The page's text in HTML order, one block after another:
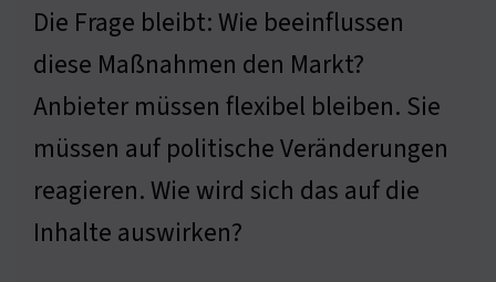
Die Frage bleibt: Wie beeinflussen
diese Maßnahmen den Markt?
Anbieter müssen flexibel bleiben. Sie
müssen auf politische Veränderungen
reagieren. Wie wird sich das auf die
Inhalte auswirken?